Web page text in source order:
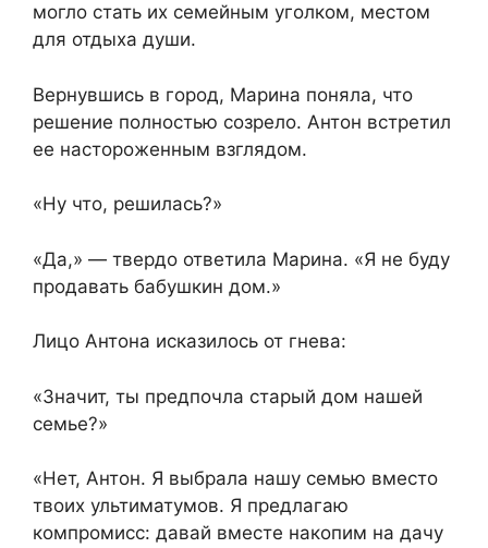
могло стать их семейным уголком, местом
для отдыха души.
Вернувшись в город, Марина поняла, что
решение полностью созрело. Антон встретил
ее настороженным взглядом.
«Ну что, решилась?»
«Да,» — твердо ответила Марина. «Я не буду
продавать бабушкин дом.»
Лицо Антона исказилось от гнева:
«Значит, ты предпочла старый дом нашей
семье?»
«Нет, Антон. Я выбрала нашу семью вместо
твоих ультиматумов. Я предлагаю
компромисс: давай вместе накопим на дачу